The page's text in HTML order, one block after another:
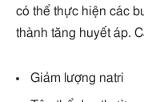
có thể thực hiện các
thành tăng huyết áp.
Giảm lượng natri